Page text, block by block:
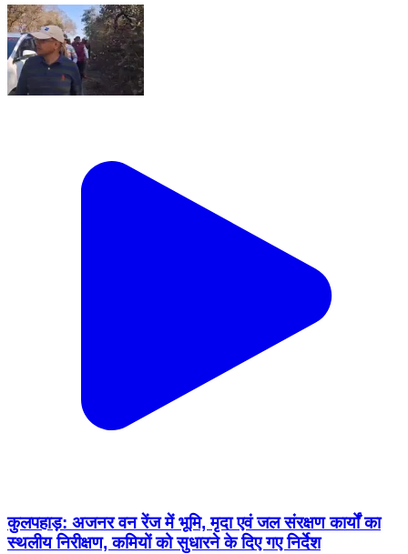
कुलपहाड़: अजनर वन रेंज में भूमि, मृदा एवं जल संरक्षण कार्यों का
स्थलीय निरीक्षण, कमियों को सुधारने के दिए गए निर्देश